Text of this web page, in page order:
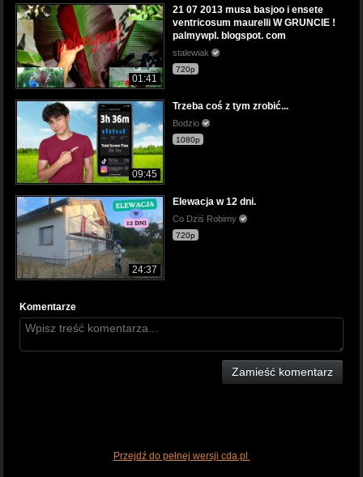
01:41
21 07 2013 musa basjoo i ensete
ventricosum maurelli W GRUNCIE !
palmywpl. blogspot. com
stalewiak
720p
09:45
Trzeba coś z tym zrobić...
Bodzio
1080p
24:37
Elewacja w 12 dni.
Co Dziś Robimy
720p
Komentarze
Zamieść komentarz
Przejdź do pełnej wersji cda.pl